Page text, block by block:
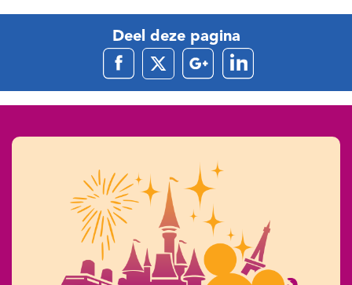
Deel deze pagina